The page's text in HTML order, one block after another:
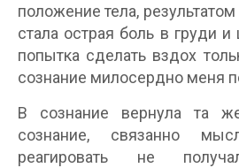
положение тела,
стала острая боль в груди
попытка сделать вздох
сознание милосердно меня
В сознание вернула та
сознание, связанно
реагировать не